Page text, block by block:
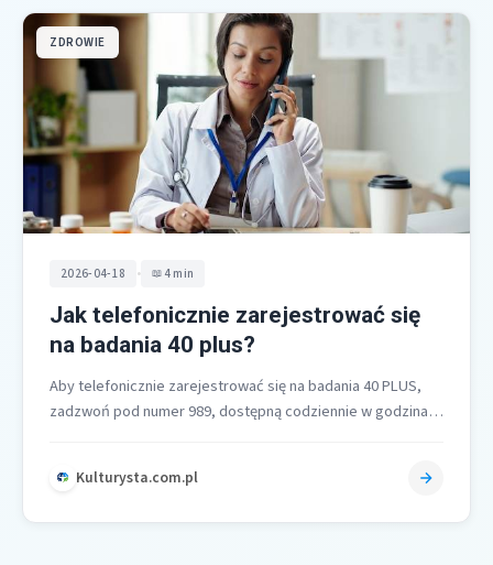
ZDROWIE
2026-04-18 • 4 min
Jak telefonicznie zarejestrować się
na badania 40 plus?
Aby telefonicznie zarejestrować się na badania 40 PLUS,
zadzwoń pod numer 989, dostępną codziennie w godzinach
Kulturysta.com.pl